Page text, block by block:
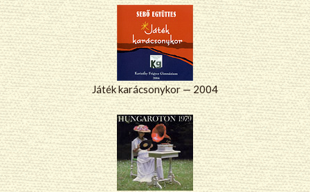
Játék karácsonykor — 2004